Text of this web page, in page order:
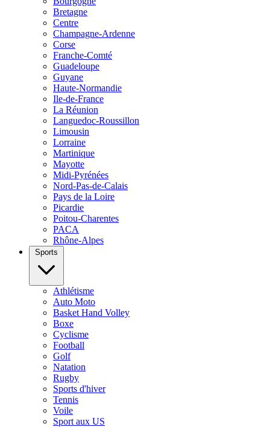
Bretagne
Centre
Champagne-Ardenne
Corse
Franche-Comté
Guadeloupe
Guyane
Haute-Normandie
Ile-de-France
La Réunion
Languedoc-Roussillon
Limousin
Lorraine
Martinique
Mayotte
Midi-Pyrénées
Nord-Pas-de-Calais
Pays de la Loire
Picardie
Poitou-Charentes
PACA
Rhône-Alpes
Sports
Athlétisme
Auto Moto
Basket Hand Volley
Boxe
Cyclisme
Football
Golf
Natation
Rugby
Sports d'hiver
Tennis
Voile
Sport aux US